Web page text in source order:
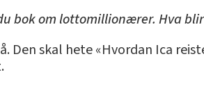
bok om lottomillionærer. Hva
skal hete «Hvordan Ica